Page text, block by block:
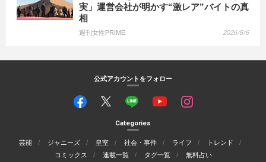
実」運営会社が明かす“激レア”バイトの真
相
週刊女性PRIME 2026/8/6
公式アカウントをフォロー
Categories
芸能 ジャニーズ 皇室 社会・事件 ライフ
トレンド
コミックス
連載一覧 タグ一覧 無料占い